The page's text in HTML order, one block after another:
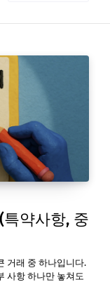
약사항, 중
거래 중 하나입니다.
사항 하나만 놓쳐도